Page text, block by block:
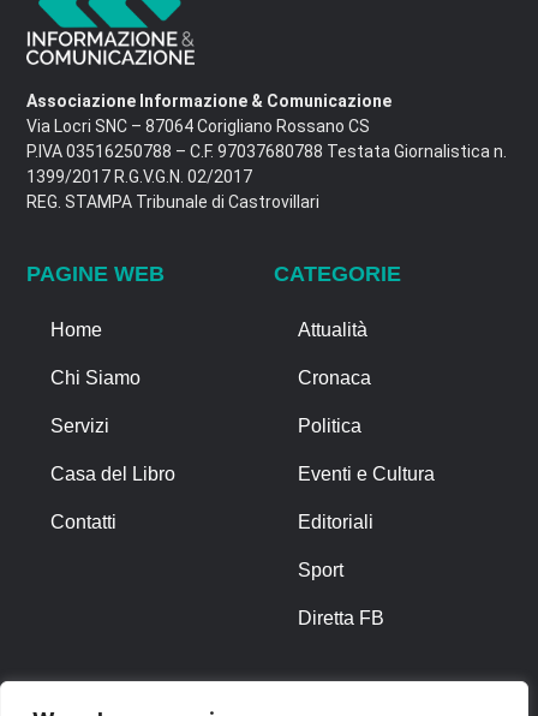
Associazione Informazione & Comunicazione
Via Locri SNC – 87064 Corigliano Rossano CS
P.IVA 03516250788 – C.F. 97037680788 Testata Giornalistica n.
1399/2017 R.G.V.G.N. 02/2017
REG. STAMPA Tribunale di Castrovillari
PAGINE WEB
Home
Chi Siamo
Servizi
Casa del Libro
Contatti
CATEGORIE
Attualità
Cronaca
Politica
Eventi e Cultura
Editoriali
Sport
Diretta FB